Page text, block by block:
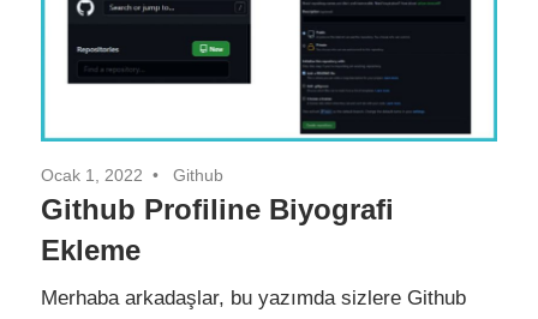
Ocak 1, 2022 Github
Github Profiline Biyografi
Ekleme
Merhaba arkadaşlar, bu yazımda sizlere Github